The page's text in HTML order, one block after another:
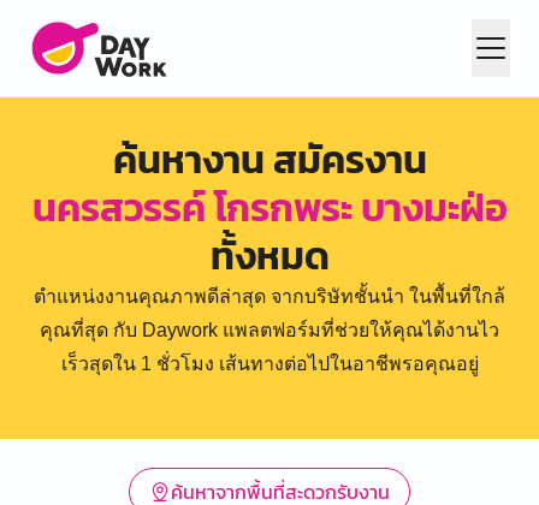
ค้นหางาน สมัครงาน
นครสวรรค์ โกรกพระ บางมะฝ่อ
ทั้งหมด
ตำแหน่งงานคุณภาพดีล่าสุด จากบริษัทชั้นนำ ในพื้นที่ใกล้
คุณที่สุด กับ Daywork แพลตฟอร์มที่ช่วยให้คุณได้งานไว
เร็วสุดใน 1 ชั่วโมง เส้นทางต่อไปในอาชีพรอคุณอยู่
ค้นหาจากพื้นที่สะดวกรับงาน